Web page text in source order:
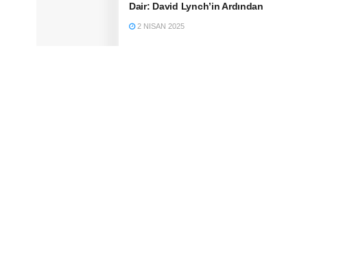
Dair: David Lynch’in Ardından
2 NISAN 2025